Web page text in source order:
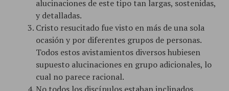
alucinaciones de este tipo tan largas, sostenidas,
y detalladas.
Cristo resucitado fue visto en más de una sola
ocasión y por diferentes grupos de personas.
Todos estos avistamientos diversos hubiesen
supuesto alucinaciones en grupo adicionales, lo
cual no parece racional.